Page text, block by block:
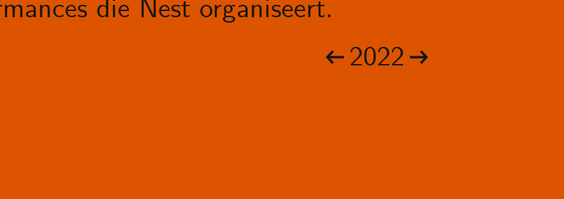
die Nest organiseert.
2022